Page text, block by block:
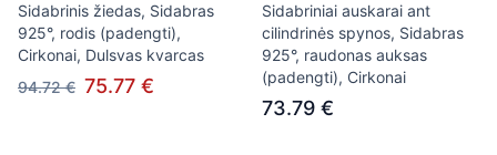
Sidabrinis žiedas, Sidabras
925°, rodis (padengti),
Cirkonai, Dulsvas kvarcas
94.72 € 75.77 €
Sidabriniai auskarai ant
cilindrinės spynos, Sidabras
925°, raudonas auksas
(padengti), Cirkonai
73.79 €